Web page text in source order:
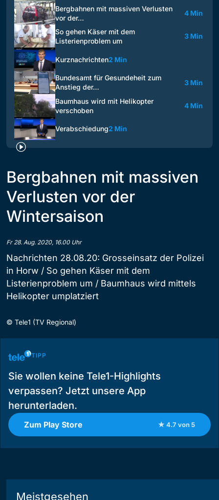
Bergbahnen mit massiven Verlusten
vor der…
4 Min
So gehen Käser mit dem
Listerienproblem um
3 Min
Kurznachrichten2 Min
Bundesamt für Gesundeheit zum
Anstieg der…
3 Min
Baumhaus wird mit Helikopter
verschoben
4 Min
Verabschiedung2 Min
Bergbahnen mit massiven
Verlusten vor der
Wintersaison
Fr 28. Aug. 2020, 16.00 Uhr
Nachrichten 28.08.20: Grosseinsatz der Polizei
in Horw / So gehen Käser mit dem
Listerienproblem um / Baumhaus wird mittels
Helikopter umplatziert
© Tele1 (TV Regional)
TIPP
Sie wollen keine Tele1-Highlights
verpassen? Jetzt unsere App
herunterladen.
Zum Play Store ★ 4.7 von 5
Meistgesehen